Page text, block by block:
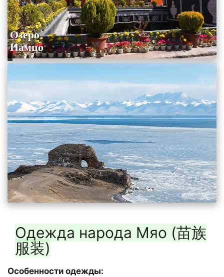
Озеро
Намцо
Одежда народа Мяо (苗族
服装)
Особенности одежды: